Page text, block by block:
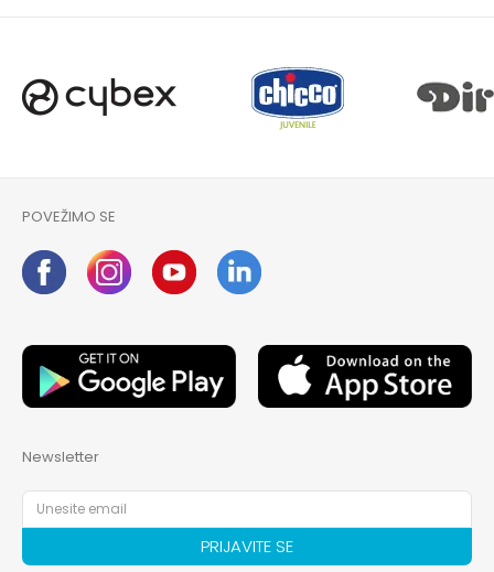
POVEŽIMO SE
Newsletter
PRIJAVITE SE